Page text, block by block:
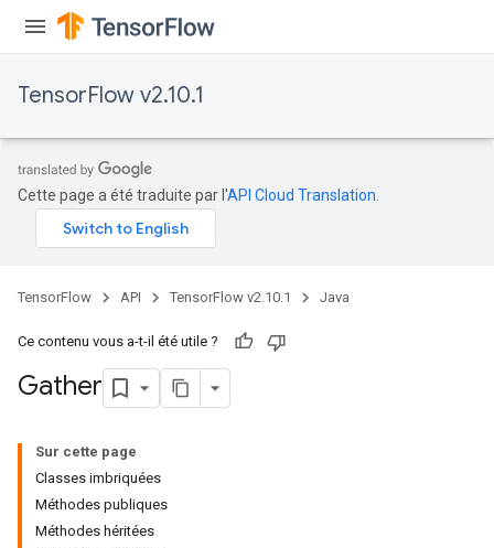
TensorFlow v2.10.1
Cette page a été traduite par l'API Cloud Translation
TensorFlow API TensorFlow v2.10.1 Java
Ce contenu vous a-t-il été utile ?
Gather
Sur cette page
Classes imbriquées
Méthodes publiques
Méthodes héritées